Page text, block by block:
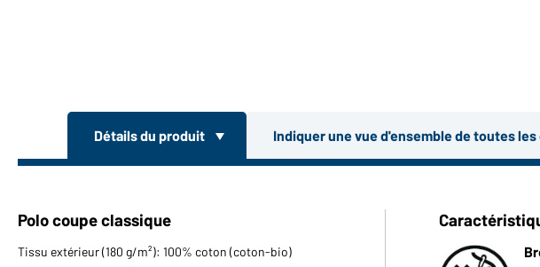
Détails du produit Indiquer une vue d'ensemble de toutes
Polo coupe classique
Tissu extérieur (180 g/m²): 100% coton (coton-bio)